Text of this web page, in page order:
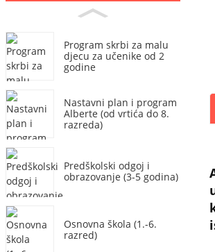
Program skrbi za malu
djecu za učenike od 2
godine
Nastavni plan i program
Alberte (od vrtića do 8.
razreda)
Predškolski odgoj i
obrazovanje (3-5 godina)
Osnovna škola (1.-6.
razred)